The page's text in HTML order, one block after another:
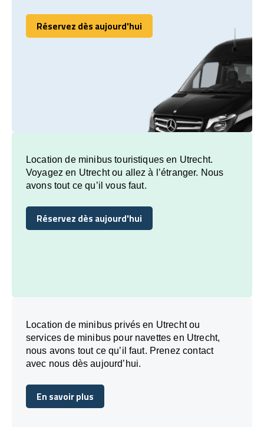
Réservez dès aujourd'hui
Réservez dès aujourd'hui
Location de minibus touristiques en Utrecht.
Voyagez en Utrecht ou allez à l’étranger. Nous
avons tout ce qu’il vous faut.
Réservez dès aujourd'hui
Réservez dès aujourd'hui
Location de minibus privés en Utrecht ou
services de minibus pour navettes en Utrecht,
nous avons tout ce qu’il faut. Prenez contact
avec nous dès aujourd’hui.
En savoir plus
En savoir plus